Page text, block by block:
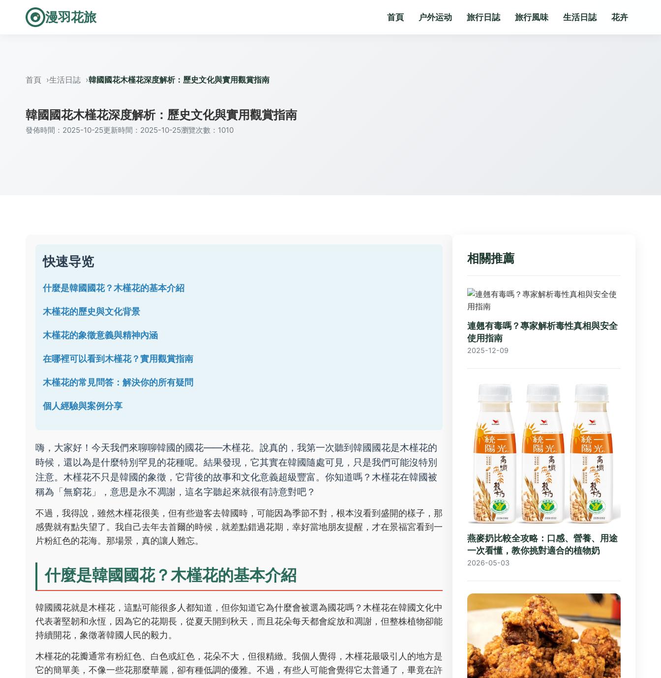
漫羽花旅 首頁 户外运动 旅行日誌 旅行風味 生活日誌 花卉
首頁 生活日誌 韓國國花木槿花深度解析：歷史文化與實用觀賞指南
韓國國花木槿花深度解析：歷史文化與實用觀賞指南
發佈時間：2025-10-25更新時間：2025-10-25瀏覽次數：1010
快速导览
什麼是韓國國花？木槿花的基本介紹
木槿花的歷史與文化背景
木槿花的象徵意義與精神內涵
在哪裡可以看到木槿花？實用觀賞指南
木槿花的常見問答：解決你的所有疑問
個人經驗與案例分享
嗨，大家好！今天我們來聊聊韓國的國花——木槿花。說真的，我第一次聽到韓國國花是木槿花的
時候，還以為是什麼特別罕見的花種呢。結果發現，它其實在韓國隨處可見，只是我們可能沒特別
注意。木槿花不只是韓國的象徵，它背後的故事和文化意義超級豐富。你知道嗎？木槿花在韓國被
稱為「無窮花」，意思是永不凋謝，這名字聽起來就很有詩意對吧？
不過，我得說，雖然木槿花很美，但有些遊客去韓國時，可能因為季節不對，根本沒看到盛開的樣子，那
感覺就有點失望了。我自己去年去首爾的時候，就差點錯過花期，幸好當地朋友提醒，才在景福宮看到一
片粉紅色的花海。那場景，真的讓人難忘。
什麼是韓國國花？木槿花的基本介紹
韓國國花就是木槿花，這點可能很多人都知道，但你知道它為什麼會被選為國花嗎？木槿花在韓國文化中
代表著堅韌和永恆，因為它的花期長，從夏天開到秋天，而且花朵每天都會綻放和凋謝，但整株植物卻能
持續開花，象徵著韓國人民的毅力。
木槿花的花瓣通常有粉紅色、白色或紅色，花朵不大，但很精緻。我個人覺得，木槿花最吸引人的地方是
它的簡單美，不像一些花那麼華麗，卻有種低調的優雅。不過，有些人可能會覺得它太普通了，畢竟在許
相關推薦
連翹有毒嗎？專家解析毒性真相與安全
使用指南
2025-12-09
燕麥奶比較全攻略：口感、營養、用途
一次看懂，教你挑對適合的植物奶
2026-05-03